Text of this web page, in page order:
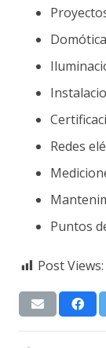
Domótica
Redes
Puntos
Post Views: